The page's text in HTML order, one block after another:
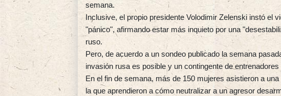
semana.
Inclusive, el propio presidente Volodimir Zelenski instó el
"pánico", afirmando estar más inquieto por una
ruso.
Pero, de acuerdo a un sondeo publicado la semana
invasión rusa es posible y un contingente de
En el fin de semana, más de 150 mujeres asistieron a
la que aprendieron a cómo neutralizar a un agresor